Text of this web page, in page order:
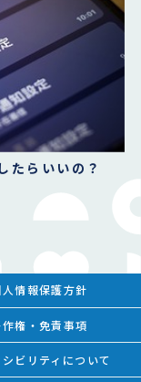
たらいいの？
情報保護方針
権・免責事項
シビリティについて